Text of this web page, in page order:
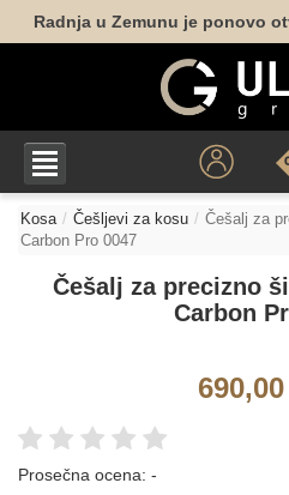
Radnja u Zemunu je ponovo
Kosa Češljevi za kosu
Češalj za
Carbon Pro 0047
Češalj za precizno
Carbon
690,00
Prosečna ocena: -